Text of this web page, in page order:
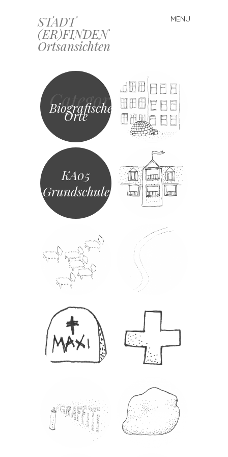
STADT
(ER)FINDEN
Ortsansichten
MENU
Skip
to
content
Category
Biografische
Orte
KA05
Grundschule